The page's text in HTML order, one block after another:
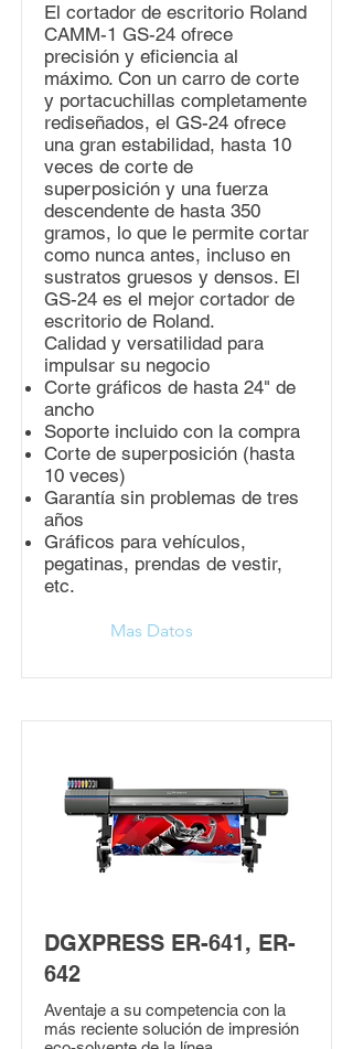
El cortador de escritorio Roland
CAMM-1 GS-24 ofrece
precisión y eficiencia al
máximo. Con un carro de corte
y portacuchillas completamente
rediseñados, el GS-24 ofrece
una gran estabilidad, hasta 10
veces de corte de
superposición y una fuerza
descendente de hasta 350
gramos, lo que le permite cortar
como nunca antes, incluso en
sustratos gruesos y densos. El
GS-24 es el mejor cortador de
escritorio de Roland.
Calidad y versatilidad para
impulsar su negocio
Corte gráficos de hasta 24" de
ancho
Soporte incluido con la compra
Corte de superposición (hasta
10 veces)
Garantía sin problemas de tres
años
Gráficos para vehículos,
pegatinas, prendas de vestir,
etc.
Mas Datos
DGXPRESS ER-641, ER-
642
Aventaje a su competencia con la
más reciente solución de impresión